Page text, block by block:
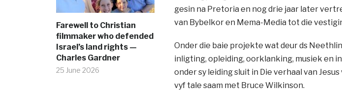
Farewell to Christian
filmmaker who defended
Israel’s land rights —
Charles Gardner
25 June 2026
gesin na Pretoria en nog drie jaar later
van Bybelkor en Mema-Media tot die
Onder die baie projekte wat deur ds
inligting, opleiding, oorklanking, musiek en
onder sy leiding sluit in Die verhaal van
vyf tale saam met Bruce Wilkinson.